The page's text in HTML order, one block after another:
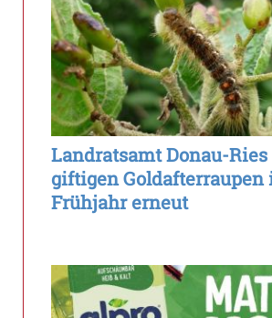
Landratsamt Donau-
giftigen Goldafterraupen
Frühjahr erneut